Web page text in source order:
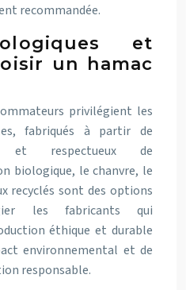
recommandée.
et
un hamac
privilégient les
fabriqués à partir de
et respectueux de
biologique, le chanvre, le
recyclés sont des options
les fabricants qui
éthique et durable
environnemental et de
responsable.